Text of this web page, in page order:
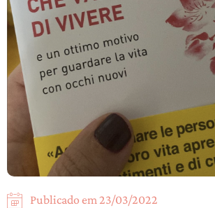
Publicado em23/03/2022